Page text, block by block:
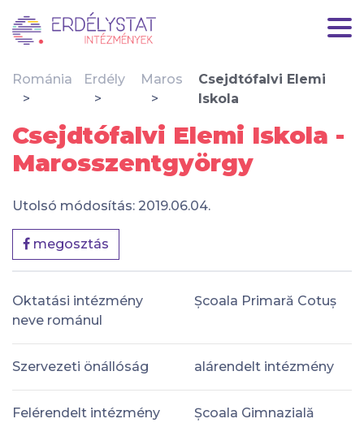
Románia Erdély Maros
Csejdtófalvi Elemi
Iskola
Csejdtófalvi Elemi Iskola -
Marosszentgyörgy
Utolsó módosítás: 2019.06.04.
megosztás
Oktatási intézmény
neve románul
Școala Primară Cotuș
Szervezeti önállóság alárendelt intézmény
Felérendelt intézmény
Școala Gimnazială